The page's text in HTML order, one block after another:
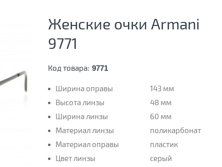
Женские очки Armani
9771
Код товара: 9771
Ширина оправы
143 мм
Высота линзы
48 мм
Ширина линзы
60 мм
Материал линзы
поликарбонат
Материал оправы
пластик
Цвет линзы
серый